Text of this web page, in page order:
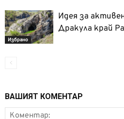
Избрано
Идея за
Дракула край
ВАШИЯТ КОМЕНТАР